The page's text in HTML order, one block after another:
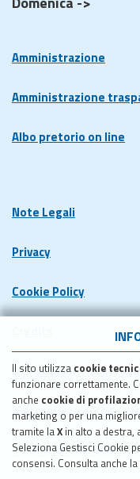
Il sito utilizza cookie
funzionare correttamente.
anche cookie di
marketing o per una
tramite laX in alto a destra,
Seleziona Gestisci Cookie
consensi. Consulta anche
Amministrazione
Amministrazione
Albo pretorio on line
Note Legali
Privacy
Cookie Policy
Dichiarazione di
Meccanismo di
Pubblicazione